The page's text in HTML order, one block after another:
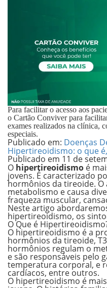
Para facilitar o acesso aos
o Cartão Conviver para
exames realizados na clínica,
especiais.
Publicado em: Doenças
Hipertireoidismo: o que
Publicado em 11 de
O hipertireoidismo é
jovens. É caracterizado
hormônios da tireoide. O
metabolismo e causa
fraqueza muscular,
Neste artigo
hipertireoidismo, os
O Que é
O hipertireoidismo é a
hormônios da tireoide, T3
hormônios regulam o
e são responsáveis pelo
temperatura corporal, e
cardíacos, entre outros.
O hipertireoidismo é